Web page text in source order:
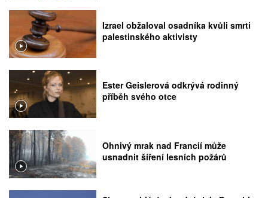
Izrael obžaloval osadníka kvůli smrti
palestinského aktivisty
Ester Geislerová odkrývá rodinný
příběh svého otce
Ohnivý mrak nad Francií může
usnadnit šíření lesních požárů